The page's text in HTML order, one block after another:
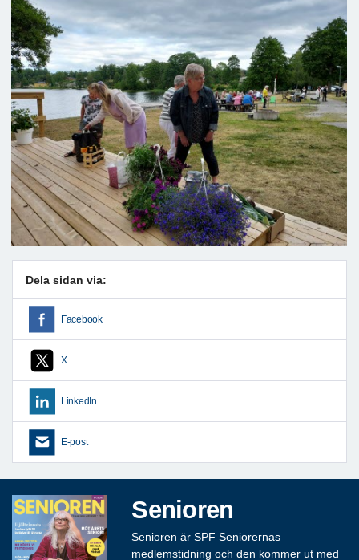
Dela sidan via:
Facebook
X
LinkedIn
E-post
Senioren
Senioren är SPF Seniorernas
medlemstidning och den kommer ut med